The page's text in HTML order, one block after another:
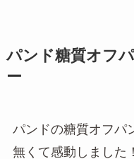
パンド糖質オフ
ー
パンドの糖質オフパ
無くて感動しました！